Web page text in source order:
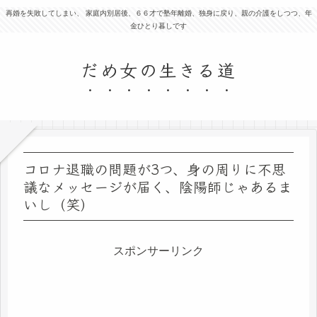
再婚を失敗してしまい、 家庭内別居後、６６才で塾年離婚、独身に戻り、親の介護をしつつ、年
金ひとり暮しです
だめ女の生きる道
コロナ退職の問題が3つ、身の周りに不思
議なメッセージが届く、陰陽師じゃあるま
いし（笑）
スポンサーリンク